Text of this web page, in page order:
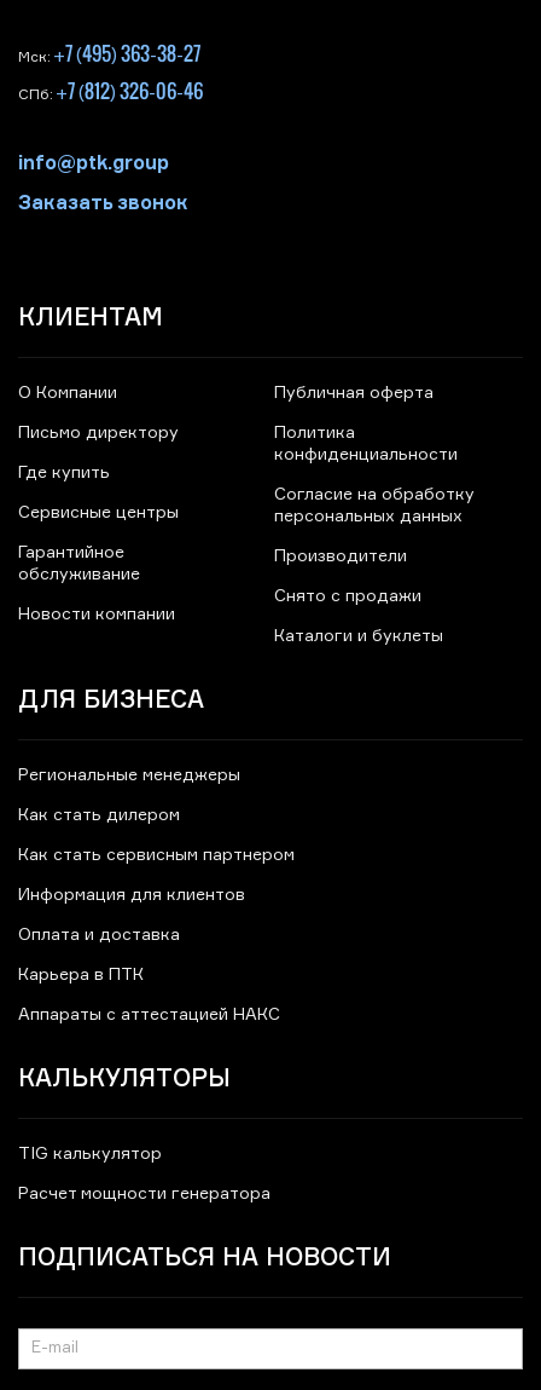
Мск: +7 (495) 363-38-27
СПб: +7 (812) 326-06-46
info@ptk.group
Заказать звонок
КЛИЕНТАМ
О Компании
Письмо директору
Где купить
Сервисные центры
Гарантийное
обслуживание
Новости компании
Публичная оферта
Политика
конфиденциальности
Согласие на обработку
персональных данных
Производители
Снято с продажи
Каталоги и буклеты
ДЛЯ БИЗНЕСА
Региональные менеджеры
Как стать дилером
Как стать сервисным партнером
Информация для клиентов
Оплата и доставка
Карьера в ПТК
Аппараты с аттестацией НАКС
КАЛЬКУЛЯТОРЫ
TIG калькулятор
Расчет мощности генератора
ПОДПИСАТЬСЯ НА НОВОСТИ